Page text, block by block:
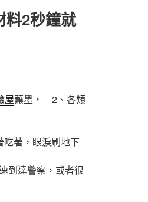
料2秒鐘就
屋蘸墨， 2、各類
著，眼淚刷地下
到達警察，或者很